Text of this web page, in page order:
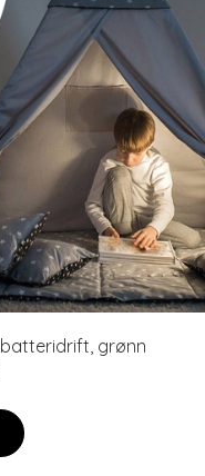
batteridrift, grønn